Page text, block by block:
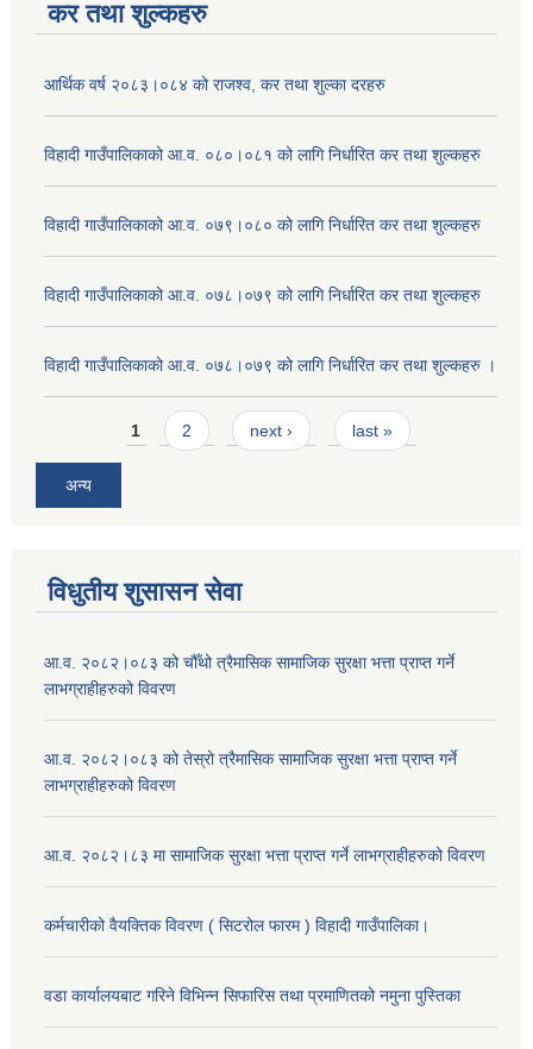
कर तथा शुल्कहरु
आर्थिक वर्ष २०८३।०८४ को राजश्व, कर तथा शुल्का दरहरु
विहादी गाउँपालिकाको आ.व. ०८०।०८१ को लागि निर्धारित कर तथा शुल्कहरु
विहादी गाउँपालिकाको आ.व. ०७९।०८० को लागि निर्धारित कर तथा शुल्कहरु
विहादी गाउँपालिकाको आ.व. ०७८।०७९ को लागि निर्धारित कर तथा शुल्कहरु
विहादी गाउँपालिकाको आ.व. ०७८।०७९ को लागि निर्धारित कर तथा शुल्कहरु ।
Pages1 2 next › last »
अन्य
विधुतीय शुसासन सेवा
आ.व. २०८२।०८३ को चौँथो त्रैमासिक सामाजिक सुरक्षा भत्ता प्राप्त गर्ने
लाभग्राहीहरुको विवरण
आ.व. २०८२।०८३ को तेस्रो त्रैमासिक सामाजिक सुरक्षा भत्ता प्राप्त गर्ने
लाभग्राहीहरुको विवरण
आ.व. २०८२।८३ मा सामाजिक सुरक्षा भत्ता प्राप्त गर्ने लाभग्राहीहरुको विवरण
कर्मचारीको वैयक्तिक विवरण ( सिटरोल फारम ) विहादी गाउँपालिका।
वडा कार्यालयबाट गरिने विभिन्न सिफारिस तथा प्रमाणितको नमुना पुस्तिका